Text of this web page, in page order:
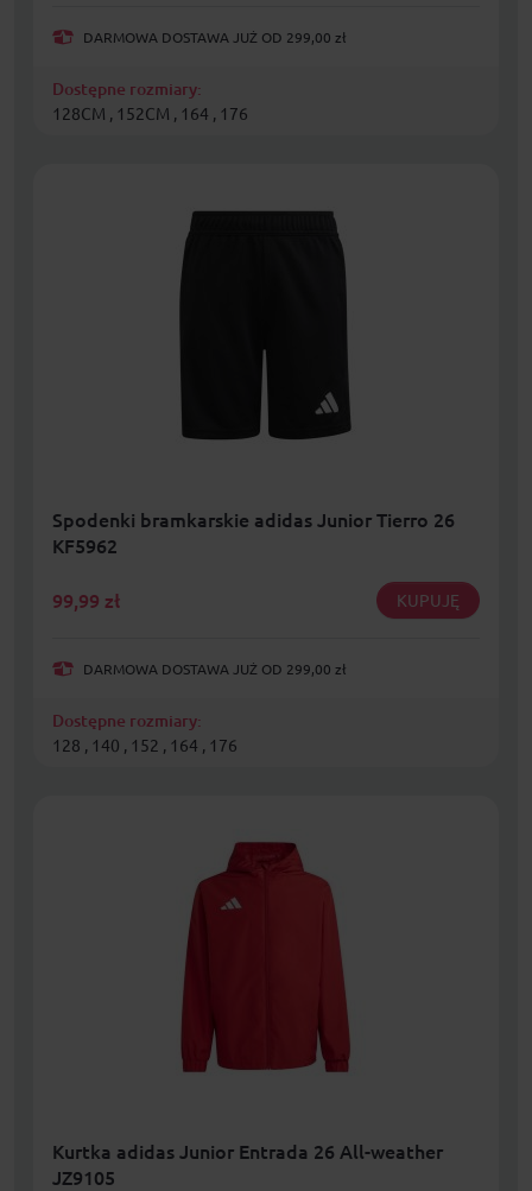
DARMOWA DOSTAWA JUŻ OD 299,00 zł
Dostępne rozmiary:
128CM , 152CM , 164 , 176
Spodenki bramkarskie adidas Junior Tierro 26
KF5962
99,99 zł KUPUJĘ
DARMOWA DOSTAWA JUŻ OD 299,00 zł
Dostępne rozmiary:
128 , 140 , 152 , 164 , 176
Kurtka adidas Junior Entrada 26 All-weather
JZ9105